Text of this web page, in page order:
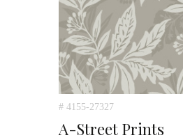
# 4155-27327
A-Street Prints